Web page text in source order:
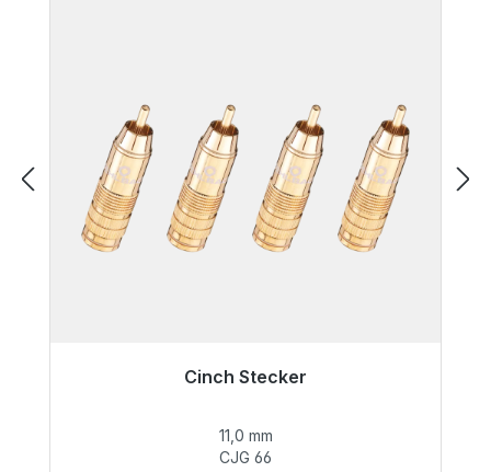
Cinch Stecker
55,99 €
11,0 mm
CJG 66